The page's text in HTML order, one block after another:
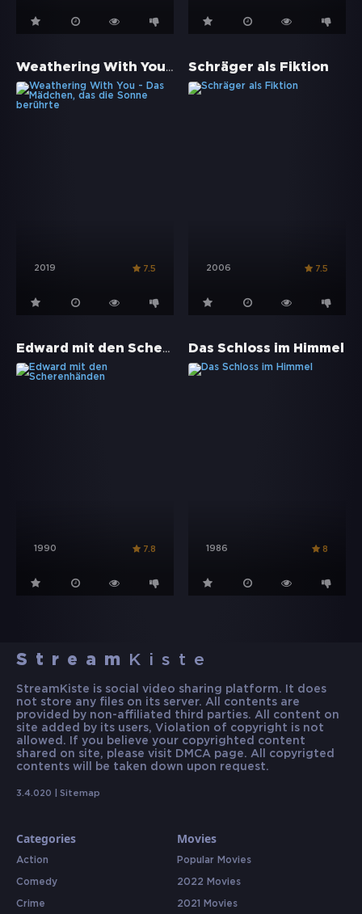
Weathering With You - Das Mädchen, das die Sonne berührte
2019 7.5
Schräger als Fiktion
2006 7.5
Edward mit den Scherenhänden
1990 7.8
Das Schloss im Himmel
1986 8
Stream Kiste
StreamKiste is social video sharing platform. It does
not store any files on its server. All contents are
provided by non-affiliated third parties. All content on
site added by its users, Violation of copyright is not
allowed. If you believe your copyrighted content
shared on site, please visit DMCA page. All copyrigted
contents will be taken down upon request.
3.4.020 | Sitemap
Categories
Action
Comedy
Crime
Movies
Popular Movies
2022 Movies
2021 Movies